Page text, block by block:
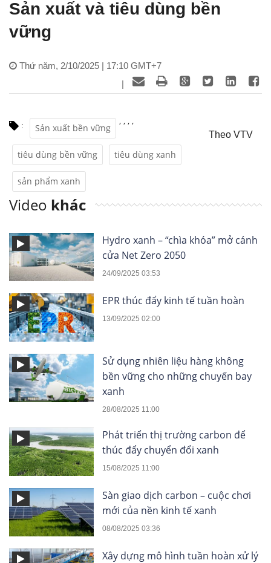
Sản xuất và tiêu dùng bền
vững
Thứ năm, 2/10/2025 | 17:10 GMT+7
|
Theo VTV
: Sản xuất bền vững
,
tiêu dùng bền vững
,
tiêu dùng xanh
,
sản phẩm xanh
,
Video khác
Hydro xanh – “chìa khóa” mở cánh
cửa Net Zero 2050
24/09/2025 03:53
EPR thúc đẩy kinh tế tuần hoàn
13/09/2025 02:00
Sử dụng nhiên liệu hàng không
bền vững cho những chuyến bay
xanh
28/08/2025 11:00
Phát triển thị trường carbon để
thúc đẩy chuyển đổi xanh
15/08/2025 11:00
Sàn giao dịch carbon – cuộc chơi
mới của nền kinh tế xanh
08/08/2025 03:36
Xây dựng mô hình tuần hoàn xử lý